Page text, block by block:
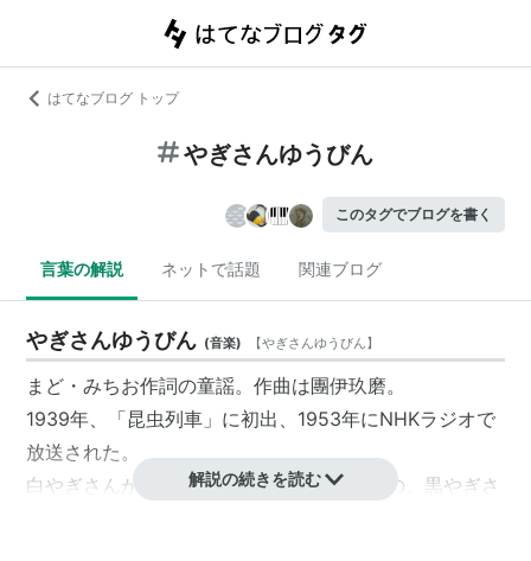
はてなブログ トップ
やぎさんゆうびん
このタグでブログを書く
言葉の解説 ネットで話題 関連ブログ
やぎさんゆうびん (音楽) 【やぎさんゆうびん】
まど・みちお作詞の童謡。作曲は團伊玖磨。
1939年、「昆虫列車」に初出、1953年にNHKラジオで
放送された。
白やぎさんが黒やぎさんへ手紙を出すものの、黒やぎさ
解説の続きを読む